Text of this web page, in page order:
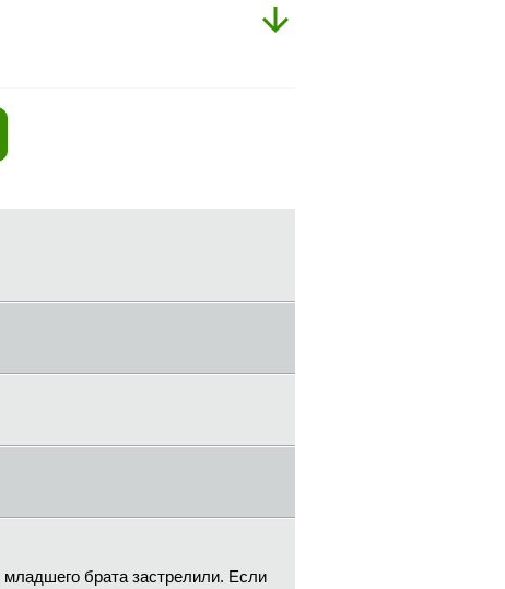
брата застрелили. Если